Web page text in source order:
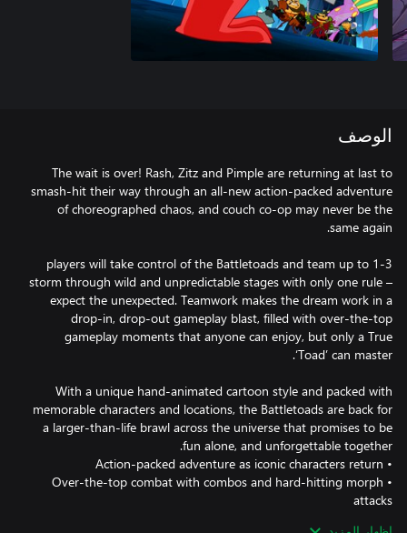
الوصف
The wait is over! Rash, Zitz and Pimple are returning at last to
smash-hit their way through an all-new action-packed adventure
of choreographed chaos, and couch co-op may never be the
1-3 players will take control of the Battletoads and team up to
storm through wild and unpredictable stages with only one rule –
expect the unexpected. Teamwork makes the dream work in a
drop-in, drop-out gameplay blast, filled with over-the-top
gameplay moments that anyone can enjoy, but only a True
With a unique hand-animated cartoon style and packed with
memorable characters and locations, the Battletoads are back for
a larger-than-life brawl across the universe that promises to be
• Over-the-top combat with combos and hard-hitting morph